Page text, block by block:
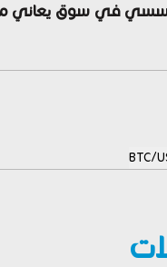
في سوق يعاني
BTC/